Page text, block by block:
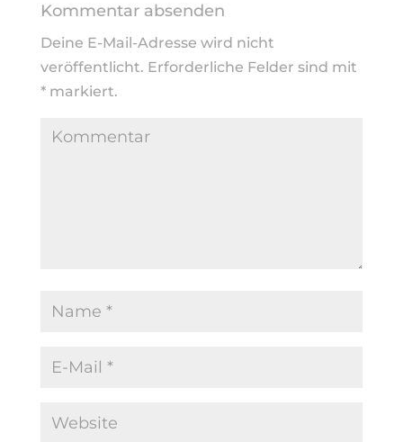
Kommentar absenden
Deine E-Mail-Adresse wird nicht
veröffentlicht. Erforderliche Felder sind mit
*markiert.